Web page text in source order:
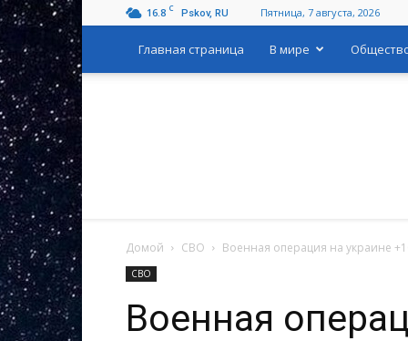
16.8 C Pskov, RU Пятница, 7 августа, 2026
Главная страница В мире
Домой СВО Военная операция на украине
СВО
Военная